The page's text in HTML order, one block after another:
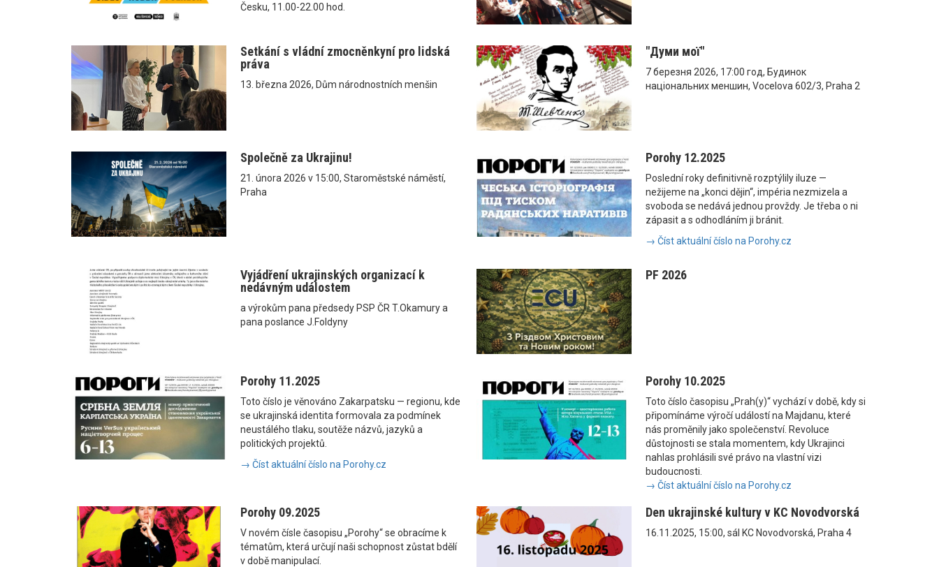
Česku, 11.00-22.00 hod.
Setkání s vládní zmocněnkyní pro lidská
práva
13. března 2026, Dům národnostních menšin
"Думи мої"
7 березня 2026, 17:00 год, Будинок
національних меншин, Vocelova 602/3, Praha 2
Společně za Ukrajinu!
21. února 2026 v 15:00, Staroměstské náměstí,
Praha
Porohy 12.2025
Poslední roky definitivně rozptýlily iluze —
nežijeme na „konci dějin“, impéria nezmizela a
svoboda se nedává jednou provždy. Je třeba o ni
zápasit a s odhodláním ji bránit.
→ Číst aktuální číslo na Porohy.cz
Vyjádření ukrajinských organizací k
nedávným událostem
a výrokům pana předsedy PSP ČR T.Okamury a
pana poslance J.Foldyny
PF 2026
Porohy 11.2025
Toto číslo je věnováno Zakarpatsku — regionu, kde
se ukrajinská identita formovala za podmínek
neustálého tlaku, soutěže názvů, jazyků a
politických projektů.
→ Číst aktuální číslo na Porohy.cz
Porohy 10.2025
Toto číslo časopisu „Prah(y)“ vychází v době, kdy si
připomínáme výročí událostí na Majdanu, které
nás proměnily jako společenství. Revoluce
důstojnosti se stala momentem, kdy Ukrajinci
nahlas prohlásili své právo na vlastní vizi
budoucnosti.
→ Číst aktuální číslo na Porohy.cz
Porohy 09.2025
V novém čísle časopisu „Porohy“ se obracíme k
tématům, která určují naši schopnost zůstat bdělí
v době manipulací.
Den ukrajinské kultury v KC Novodvorská
16.11.2025, 15:00, sál KC Novodvorská, Praha 4